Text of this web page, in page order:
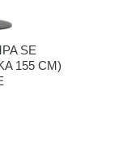
SE
155 CM)